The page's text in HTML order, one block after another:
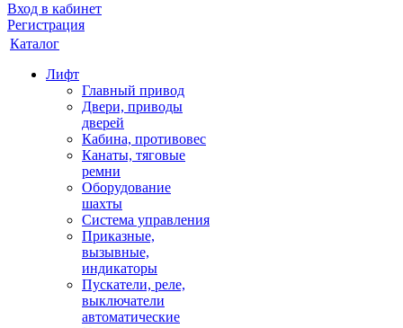
Вход в кабинет
Регистрация
Каталог
Лифт
Главный привод
Двери, приводы
дверей
Кабина, противовес
Канаты, тяговые
ремни
Оборудование
шахты
Система управления
Приказные,
вызывные,
индикаторы
Пускатели, реле,
выключатели
автоматические